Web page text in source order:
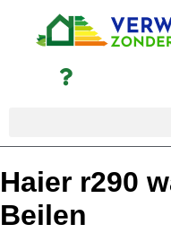
Haier r290
Beilen